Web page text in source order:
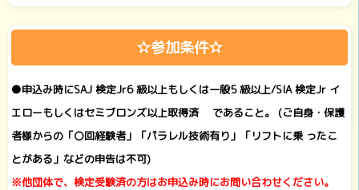
☆参加条件☆
●申込み時にSAJ 検定Jr6 級以上もしくは一般5 級以上/SIA 検定Jr イ
エローもしくはセミブロンズ以上取得済 であること。 (ご自身・保護
者様からの「〇回経験者」「パラレル技術有り」「リフトに乗 ったこ
とがある」などの申告は不可)
※他団体で、検定受験済の方はお申込み時にお問い合わせください。